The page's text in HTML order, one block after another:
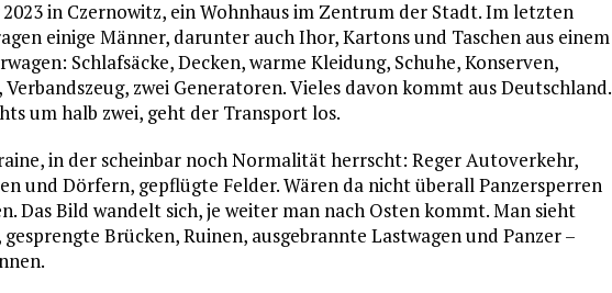
in Czernowitz, ein Wohnhaus im Zentrum der Stadt. Im letzten
einige Männer, darunter auch Ihor, Kartons und Taschen aus einem
Schlafsäcke, Decken, warme Kleidung, Schuhe, Konserven,
zwei Generatoren. Vieles davon kommt aus Deutschland.
um halb zwei, geht der Transport los.
in der scheinbar noch Normalität herrscht: Reger Autoverkehr,
und Dörfern, gepflügte Felder. Wären da nicht überall Panzersperren
Das Bild wandelt sich, je weiter man nach Osten kommt. Man sieht
Brücken, Ruinen, ausgebrannte Lastwagen und Panzer –